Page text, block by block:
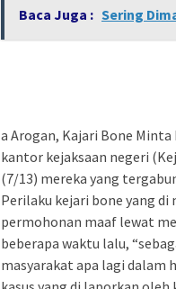
Baca Juga : Sering
a Arogan, Kajari Bone
kantor kejaksaan negeri
(7/13) mereka yang
Perilaku kejari bone yang
permohonan maaf lewat
beberapa waktu lalu,
masyarakat apa lagi dalam